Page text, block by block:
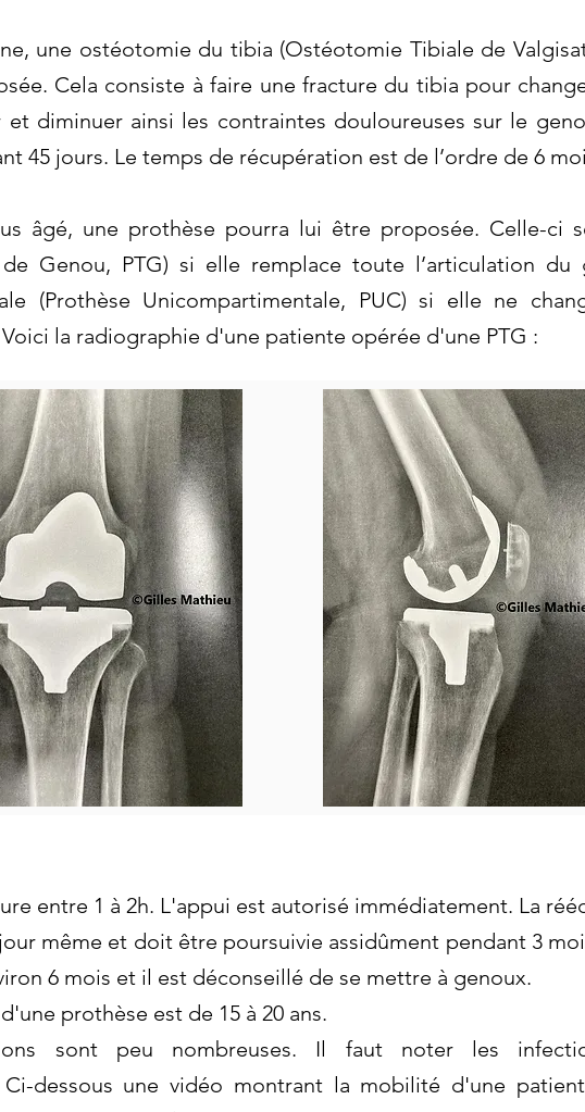
une ostéotomie du tibia (Ostéotomie Tibiale de
Cela consiste à faire une fracture du tibia pour
diminuer ainsi les contraintes douloureuses sur le
45 jours. Le temps de récupération est de l’ordre de 6
âgé, une prothèse pourra lui être proposée. Celle-ci
de Genou, PTG) si elle remplace toute l’articulation du
(Prothèse Unicompartimentale, PUC) si elle ne
la radiographie d'une patiente opérée d'une PTG :
entre 1 à 2h. L'appui est autorisé immédiatement. La
même et doit être poursuivie assidûment pendant 3
6 mois et il est déconseillé de se mettre à genoux.
prothèse est de 15 à 20 ans.
sont peu nombreuses. Il faut noter les
Ci-dessous une vidéo montrant la mobilité d'une